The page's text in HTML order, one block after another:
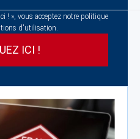
! », vous acceptez notre politique
d'utilisation.